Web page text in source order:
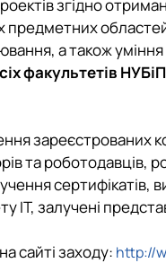
згідно
предметних
а також
факультетів
та роботодавців,
ІТ, залучені
сайті заходу: http://